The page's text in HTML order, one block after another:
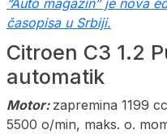
časopisa u Srbiji.
Citroen C3 1.2
automatik
Motor: zapremina 1199
5500 o/min, maks. o.